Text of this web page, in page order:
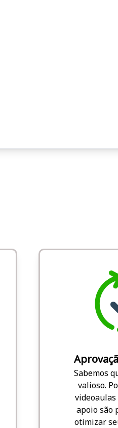
Sabemos
valioso.
apoio são
otimizar